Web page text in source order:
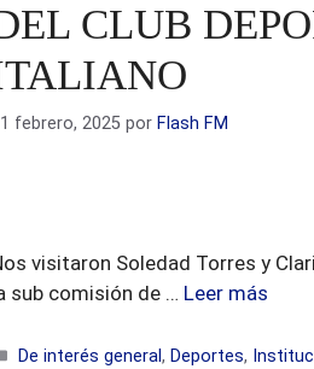
CLUB
febrero, 2025 por Flash FM
visitaron Soledad Torres y
sub comisión de … Leer más
Categorías
De interés general, Deportes,